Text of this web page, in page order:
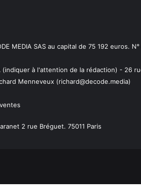
MEDIA SAS au capital de 75 192 euros.
(indiquer à l'attention de la rédaction) - 26
Menneveux (richard@decode.media)
2 rue Bréguet. 75011 Paris